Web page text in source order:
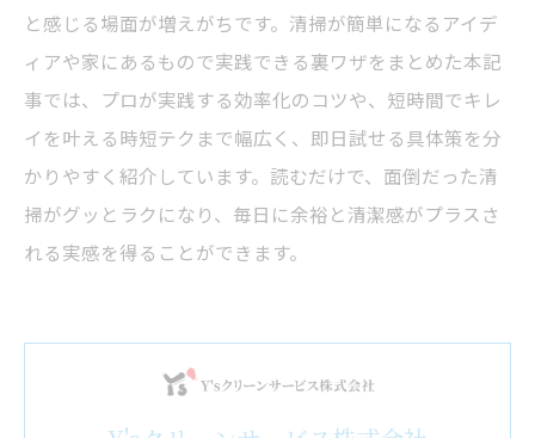
と感じる場面が増えがちです。清掃が簡単になるアイデ
ィアや家にあるもので実践できる裏ワザをまとめた本記
事では、プロが実践する効率化のコツや、短時間でキレ
イを叶える時短テクまで幅広く、即日試せる具体策を分
かりやすく紹介しています。読むだけで、面倒だった清
掃がグッとラクになり、毎日に余裕と清潔感がプラスさ
れる実感を得ることができます。